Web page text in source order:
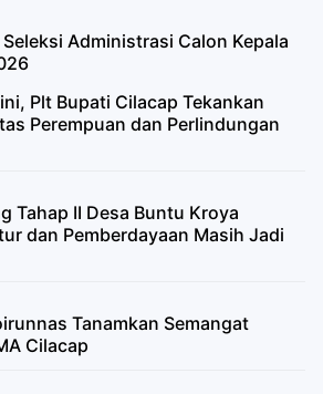
Administrasi Calon Kepala
Plt Bupati Cilacap Tekankan
Perempuan dan Perlindungan
Tahap II Desa Buntu Kroya
dan Pemberdayaan Masih Jadi
Tanamkan Semangat
Cilacap